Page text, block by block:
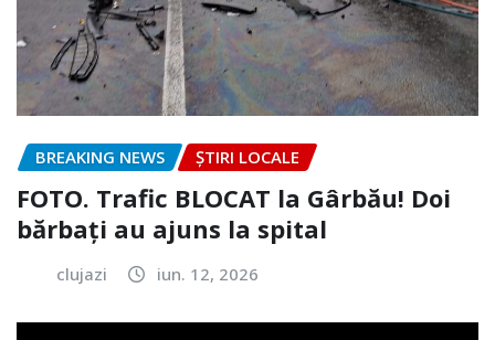
BREAKING NEWS ȘTIRI LOCALE
FOTO. Trafic BLOCAT la Gârbău! Doi
bărbați au ajuns la spital
clujazi iun. 12, 2026